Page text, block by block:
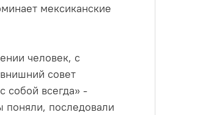
мексиканские
человек, с
совет
собой всегда» -
поняли, последовали